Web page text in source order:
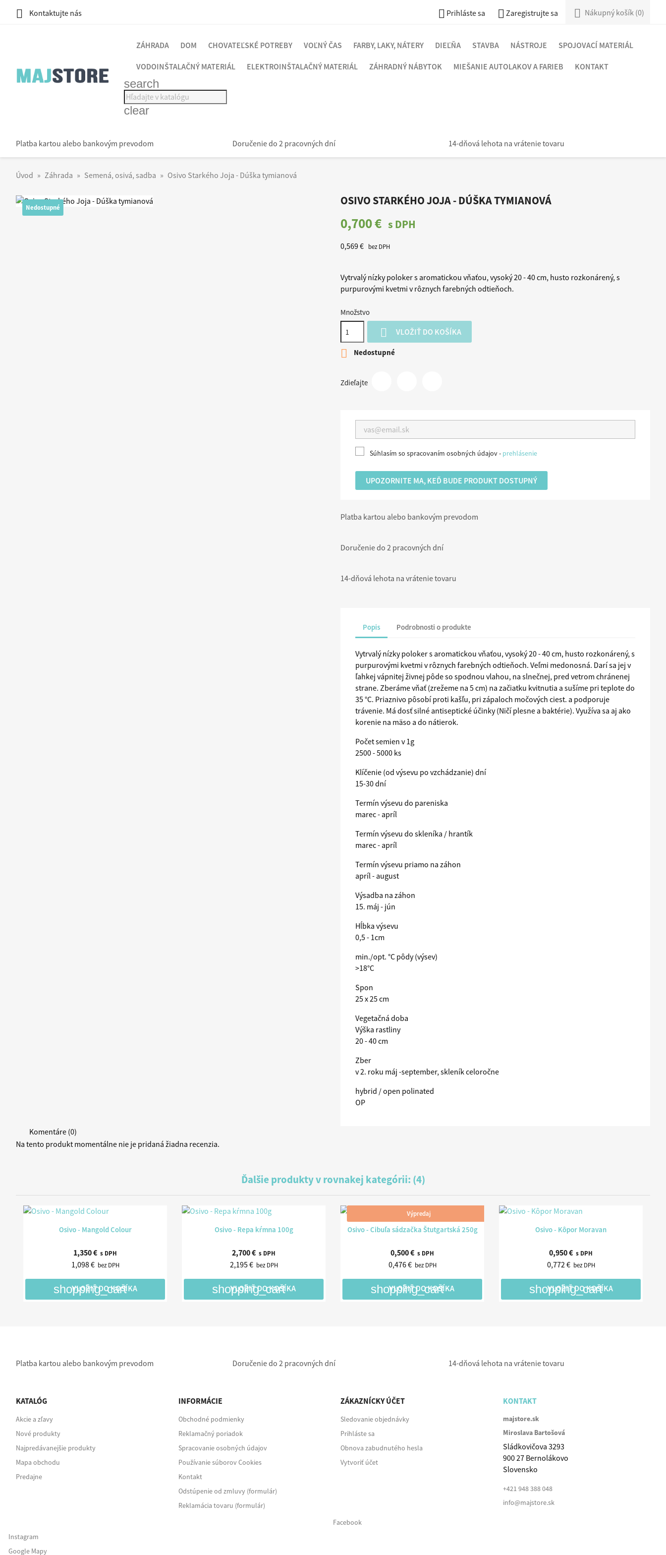
 Kontaktujte nás  Prihláste sa  Zaregistrujte sa  Nákupný košík (0)
ZÁHRADA DOM CHOVATEĽSKÉ POTREBY VOĽNÝ ČAS FARBY, LAKY, NÁTERY DIEĽŇA STAVBA NÁSTROJE SPOJOVACÍ MATERIÁL
VODOINŠTALAČNÝ MATERIÁL ELEKTROINŠTALAČNÝ MATERIÁL ZÁHRADNÝ NÁBYTOK MIEŠANIE AUTOLAKOV A FARIEB KONTAKT
search
clear
Platba kartou alebo bankovým prevodom Doručenie do 2 pracovných dní 14-dňová lehota na vrátenie tovaru
Úvod Záhrada Semená, osivá, sadba Osivo Starkého Joja - Dúška tymianová
Nedostupné OSIVO STARKÉHO JOJA - DÚŠKA TYMIANOVÁ
0,700 € s DPH
0,569 € bez DPH
Vytrvalý nízky poloker s aromatickou vňaťou, vysoký 20 - 40 cm, husto rozkonárený, s
purpurovými kvetmi v rôznych farebných odtieňoch.
Množstvo
 VLOŽIŤ DO KOŠÍKA
 Nedostupné
Zdieľajte
Súhlasím so spracovaním osobných údajov - prehlásenie
UPOZORNITE MA, KEĎ BUDE PRODUKT DOSTUPNÝ
Platba kartou alebo bankovým prevodom
Doručenie do 2 pracovných dní
14-dňová lehota na vrátenie tovaru
Popis Podrobnosti o produkte
Vytrvalý nízky poloker s aromatickou vňaťou, vysoký 20 - 40 cm, husto rozkonárený, s
purpurovými kvetmi v rôznych farebných odtieňoch. Veľmi medonosná. Darí sa jej v
ľahkej vápnitej živnej pôde so spodnou vlahou, na slnečnej, pred vetrom chránenej
strane. Zberáme vňať (zrežeme na 5 cm) na začiatku kvitnutia a sušíme pri teplote do
35 °C. Priaznivo pôsobí proti kašľu, pri zápaloch močových ciest. a podporuje
trávenie. Má dosť silné antiseptické účinky (Ničí plesne a baktérie). Využíva sa aj ako
korenie na mäso a do nátierok.
Počet semien v 1g
2500 - 5000 ks
Klíčenie (od výsevu po vzchádzanie) dní
15-30 dní
Termín výsevu do pareniska
marec - apríl
Termín výsevu do skleníka / hrantík
marec - apríl
Termín výsevu priamo na záhon
apríl - august
Výsadba na záhon
15. máj - jún
Hĺbka výsevu
0,5 - 1cm
min./opt. °C pôdy (výsev)
>18°C
Spon
25 x 25 cm
Vegetačná doba
Výška rastliny
20 - 40 cm
Zber
v 2. roku máj -september, skleník celoročne
hybrid / open polinated
OP
Komentáre (0)
Na tento produkt momentálne nie je pridaná žiadna recenzia.
Ďalšie produkty v rovnakej kategórii: (4)
 Rýchly náhľad
Osivo - Mangold Colour
1,350 € s DPH
1,098 € bez DPH
shopping_cart
VLOŽIŤ DO KOŠÍKA
 Rýchly náhľad
Osivo - Repa kŕmna 100g
2,700 € s DPH
2,195 € bez DPH
shopping_cart
VLOŽIŤ DO KOŠÍKA
 Rýchly náhľad
Osivo - Cibuľa sádzačka Štutgartská 250g
0,500 € s DPH
0,476 € bez DPH
shopping_cart
VLOŽIŤ DO KOŠÍKA
Výpredaj
 Rýchly náhľad
Osivo - Kôpor Moravan
0,950 € s DPH
0,772 € bez DPH
shopping_cart
VLOŽIŤ DO KOŠÍKA
Platba kartou alebo bankovým prevodom Doručenie do 2 pracovných dní 14-dňová lehota na vrátenie tovaru
KATALÓG
Akcie a zľavy
Nové produkty
Najpredávanejšie produkty
Mapa obchodu
Predajne
INFORMÁCIE
Obchodné podmienky
Reklamačný poriadok
Spracovanie osobných údajov
Používanie súborov Cookies
Kontakt
Odstúpenie od zmluvy (formulár)
Reklamácia tovaru (formulár)
ZÁKAZNÍCKY ÚČET
Sledovanie objednávky
Prihláste sa
Obnova zabudnutého hesla
Vytvoriť účet
KONTAKT
majstore.sk
Miroslava Bartošová
Sládkovičova 3293
900 27 Bernolákovo
Slovensko
+421 948 388 048
info@majstore.sk
Facebook
Instagram
Google Mapy